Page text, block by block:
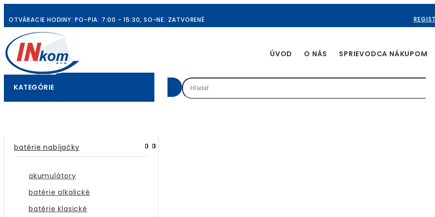
OTVÁRACIE HODINY: PO-PIA: 7:00 - 15:30, SO-NE: ZATVORENÉ
ÚVOD O NÁS SPRIEVODCA NÁKUPOM
KATEGÓRIE
batérie nabíjačky
akumulátory
batérie alkalické
batérie klasické